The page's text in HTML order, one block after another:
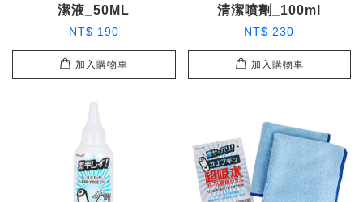
潔液_50ML
NT$ 190
加入購物車
清潔噴劑_100ml
NT$ 230
加入購物車